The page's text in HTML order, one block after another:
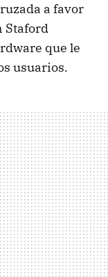
a favor
Staford
que le
usuarios.